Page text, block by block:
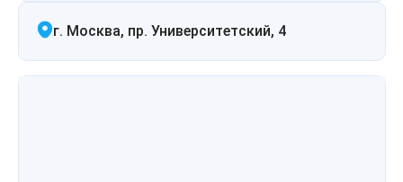
г. Москва, пр. Университетский, 4